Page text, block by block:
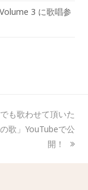
3 に歌唱参
も歌わせて頂いた
の歌」YouTubeで公
開！